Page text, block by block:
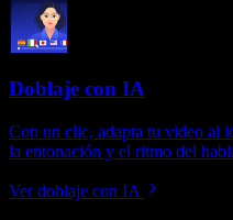
Doblaje con IA
Con un clic, adapta tu video al
la entonación y el ritmo del
Ver doblaje con IA